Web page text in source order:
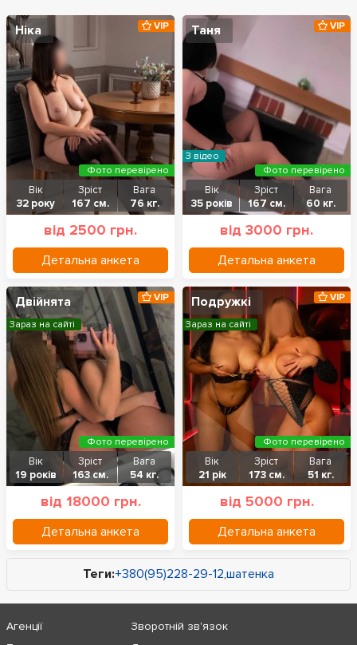
Ніка
Вік
32 року
Зріст
167 см.
Вага
76 кг.
від 2500 грн.
Детальна анкета
VIP
Фото перевірено
Таня
Вік
35 років
Зріст
167 см.
Вага
60 кг.
від 3000 грн.
Детальна анкета
VIP
З відео
Фото перевірено
Двійнята
Вік
19 років
Зріст
163 см.
Вага
54 кг.
від 18000 грн.
Детальна анкета
VIP
Зараз на сайті
Фото перевірено
Подружкі
Вік
21 рік
Зріст
173 см.
Вага
51 кг.
від 5000 грн.
Детальна анкета
VIP
Зараз на сайті
Фото перевірено
Теги:+380(95)228-29-12,шатенка
Агенції
Зворотній зв'язок